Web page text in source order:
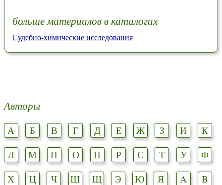
больше материалов в каталогах
Судебно-химические исследования
Авторы
А Б В Г Д Е Ж З И
К
Л
М Н О П Р С Т У
Ф
Х
Ц Ч Ш Щ Э Ю Я A
B